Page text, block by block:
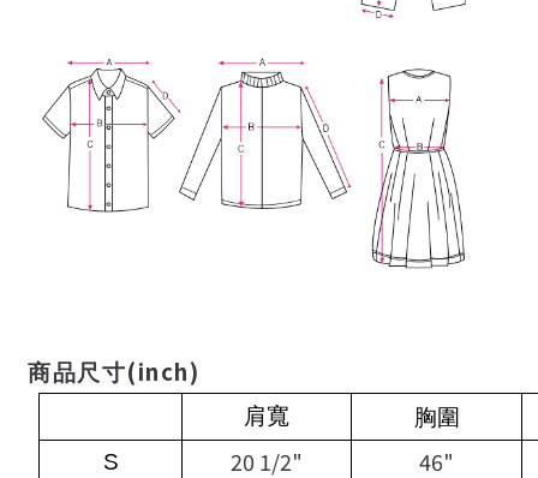
商品尺寸(inch)
肩寬
胸圍
S
20 1/2" 46"